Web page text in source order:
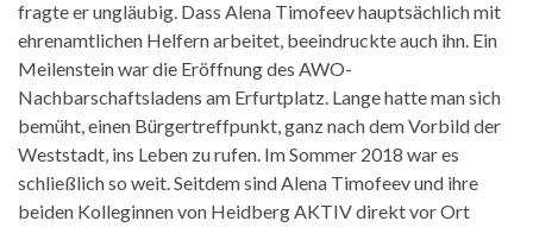
fragte er ungläubig. Dass Alena Timofeev hauptsächlich mit
ehrenamtlichen Helfern arbeitet, beeindruckte auch ihn. Ein
Meilenstein war die Eröffnung des AWO-
Nachbarschaftsladens am Erfurtplatz. Lange hatte man sich
bemüht, einen Bürgertreffpunkt, ganz nach dem Vorbild der
Weststadt, ins Leben zu rufen. Im Sommer 2018 war es
schließlich so weit. Seitdem sind Alena Timofeev und ihre
beiden Kolleginnen von Heidberg AKTIV direkt vor Ort